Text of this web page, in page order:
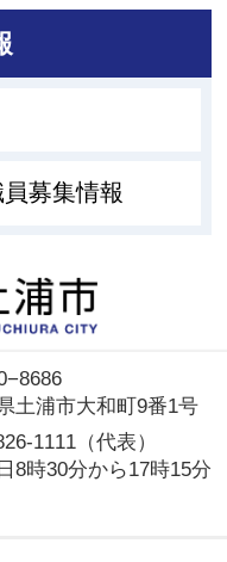
募集情報
土浦市大和町9番1号
1111（代表）
8時30分から17時15分